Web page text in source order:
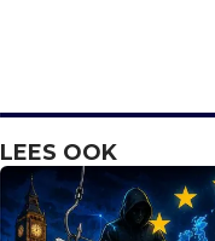
LEES OOK